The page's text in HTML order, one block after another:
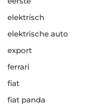
elektrisch
elektrische auto
export
ferrari
fiat
fiat panda